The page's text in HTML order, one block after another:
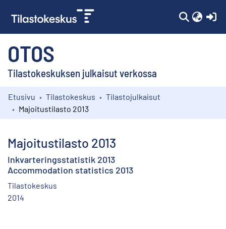
OTOS
Tilastokeskuksen julkaisut verkossa
Kokoelmat
Etusivu Tilastokeskus
Tilastojulkaisut
Majoitustilasto 2013
Majoitustilasto 2013
Inkvarteringsstatistik 2013
Accommodation statistics 2013
Tilastokeskus
2014